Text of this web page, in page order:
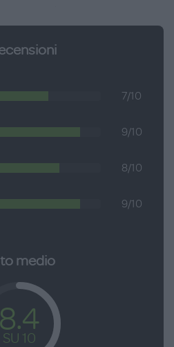
cappuccio è foderato e imbottito
Con mostrine sulle spalle
bottoni decorativi sui
7/10
9/10
8/10
9/10
medio
8.4
SU 10